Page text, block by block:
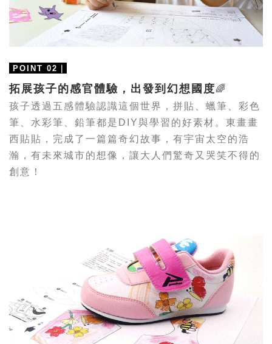
POINT 02 ｜
拓展孩子的感官體驗，出發到幻想國度🌈
孩子透過五感體驗認識這個世界，拼貼、蠟筆、彩色
筆、水彩筆、鉛筆都是DIY與學習的好素材。東畫畫
西貼貼，完成了一篇篇奇幻故事，有宇宙太空的浩
瀚，有未來城市的想像，讓大人們驚奇又哭笑不得的
創意 ！